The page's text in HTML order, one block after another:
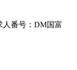
番号：DM国富